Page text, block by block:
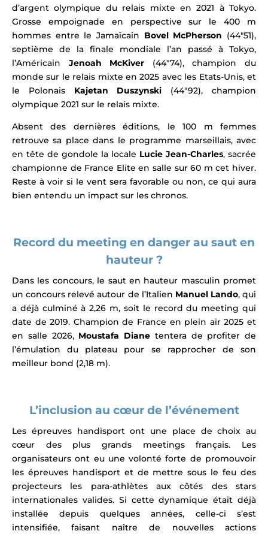
d’argent olympique du relais mixte en 2021 à Tokyo.
Grosse empoignade en perspective sur le 400 m
hommes entre le Jamaïcain Bovel McPherson (44″51),
septième de la finale mondiale l’an passé à Tokyo,
l’Américain Jenoah McKiver (44″74), champion du
monde sur le relais mixte en 2025 avec les Etats-Unis, et
le PolonaisKajetan Duszynski (44″92), champion
olympique 2021 sur le relais mixte.
Absent des dernières éditions, le 100 m femmes
retrouve sa place dans le programme marseillais, avec
en tête de gondole la locale Lucie Jean-Charles, sacrée
championne de France Elite en salle sur 60 m cet hiver.
Reste à voir si le vent sera favorable ou non, ce qui aura
bien entendu un impact sur les chronos.
Record du meeting en danger au saut en
hauteur ?
Dans les concours, le saut en hauteur masculin promet
un concours relevé autour de l’Italien Manuel Lando, qui
a déjà culminé à 2,26 m, soit le record du meeting qui
date de 2019. Champion de France en plein air 2025 et
en salle 2026, Moustafa Diane tentera de profiter de
l’émulation du plateau pour se rapprocher de son
meilleur bond (2,18 m).
L’inclusion au cœur de l’événement
Les épreuves handisport ont une place de choix au
cœur des plus grands meetings français. Les
organisateurs ont eu une volonté forte de promouvoir
les épreuves handisport et de mettre sous le feu des
projecteurs les para-athlètes aux côtés des stars
internationales valides. Si cette dynamique était déjà
installée depuis quelques années, celle-ci s’est
intensifiée, faisant naître de nouvelles actions